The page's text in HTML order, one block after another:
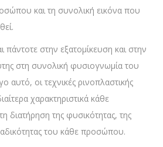
και τη συνολική εικόνα που
πάντοτε στην εξατομίκευση και στην
στη συνολική φυσιογνωμία του
οι τεχνικές ρινοπλαστικής
χαρακτηριστικά κάθε
διατήρηση της φυσικότητας, της
του κάθε προσώπου.